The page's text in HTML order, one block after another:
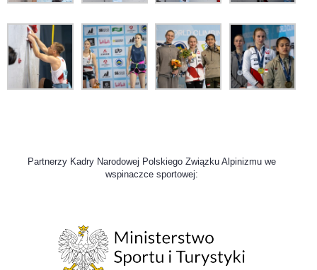
Partnerzy Kadry Narodowej Polskiego Związku Alpinizmu we
wspinaczce sportowej: